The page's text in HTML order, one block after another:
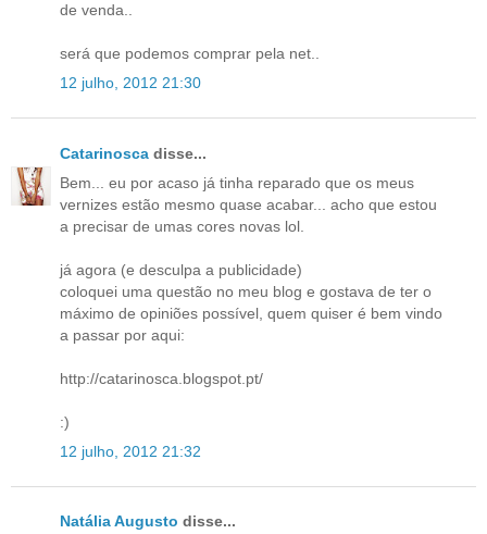
de venda..
será que podemos comprar pela net..
12 julho, 2012 21:30
Catarinosca disse...
Bem... eu por acaso já tinha reparado que os meus
vernizes estão mesmo quase acabar... acho que estou
a precisar de umas cores novas lol.
já agora (e desculpa a publicidade)
coloquei uma questão no meu blog e gostava de ter o
máximo de opiniões possível, quem quiser é bem vindo
a passar por aqui:
http://catarinosca.blogspot.pt/
:)
12 julho, 2012 21:32
Natália Augusto disse...